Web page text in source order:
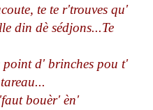
te te r'trouves qu'
din dè sédjons...Te
d' brinches pou t'
bouèr' èn'